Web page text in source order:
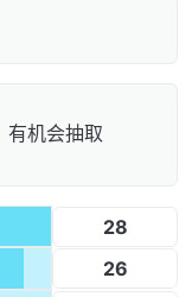
有机会抽取
28
26